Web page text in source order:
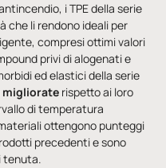
i TPE della serie
che li rendono ideali per
compresi ottimi valori
privi di alogenati e
ed elastici della serie
migliorate rispetto ai loro
di temperatura
ottengono punteggi
precedenti e sono
tenuta.